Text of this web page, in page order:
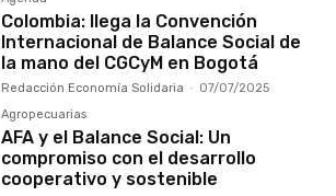
Colombia: llega la Convención
Internacional de Balance Social de
la mano del CGCyM en Bogotá
Redacción Economía Solidaria - 07/07/2025
Agropecuarias
AFA y el Balance Social: Un
compromiso con el desarrollo
cooperativo y sostenible